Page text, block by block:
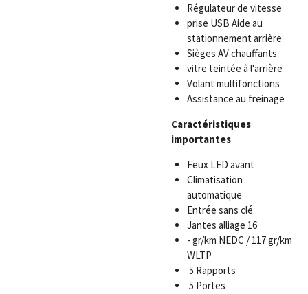
Régulateur de vitesse
prise USB Aide au
stationnement arrière
Sièges AV chauffants
vitre teintée à l'arrière
Volant multifonctions
Assistance au freinage
Caractéristiques
importantes
Feux LED avant
Climatisation
automatique
Entrée sans clé
Jantes alliage 16
- gr/km NEDC / 117 gr/km
WLTP
5 Rapports
5 Portes